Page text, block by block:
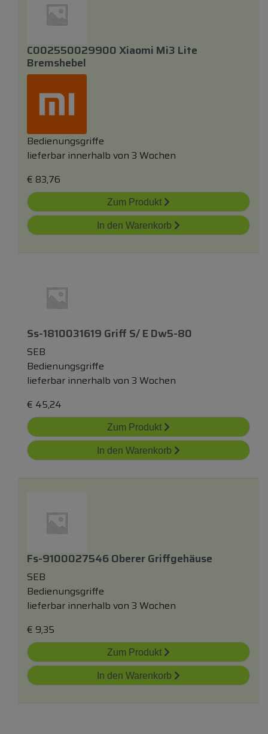
C002550029900 Xiaomi Mi3 Lite
Bremshebel
Bedienungsgriffe
lieferbar innerhalb von 3 Wochen
€ 83,76
Zum Produkt
In den Warenkorb
Ss-1810031619 Griff S/ E Dw5-80
SEB
Bedienungsgriffe
lieferbar innerhalb von 3 Wochen
€ 45,24
Zum Produkt
In den Warenkorb
Fs-9100027546 Oberer Griffgehäuse
SEB
Bedienungsgriffe
lieferbar innerhalb von 3 Wochen
€ 9,35
Zum Produkt
In den Warenkorb